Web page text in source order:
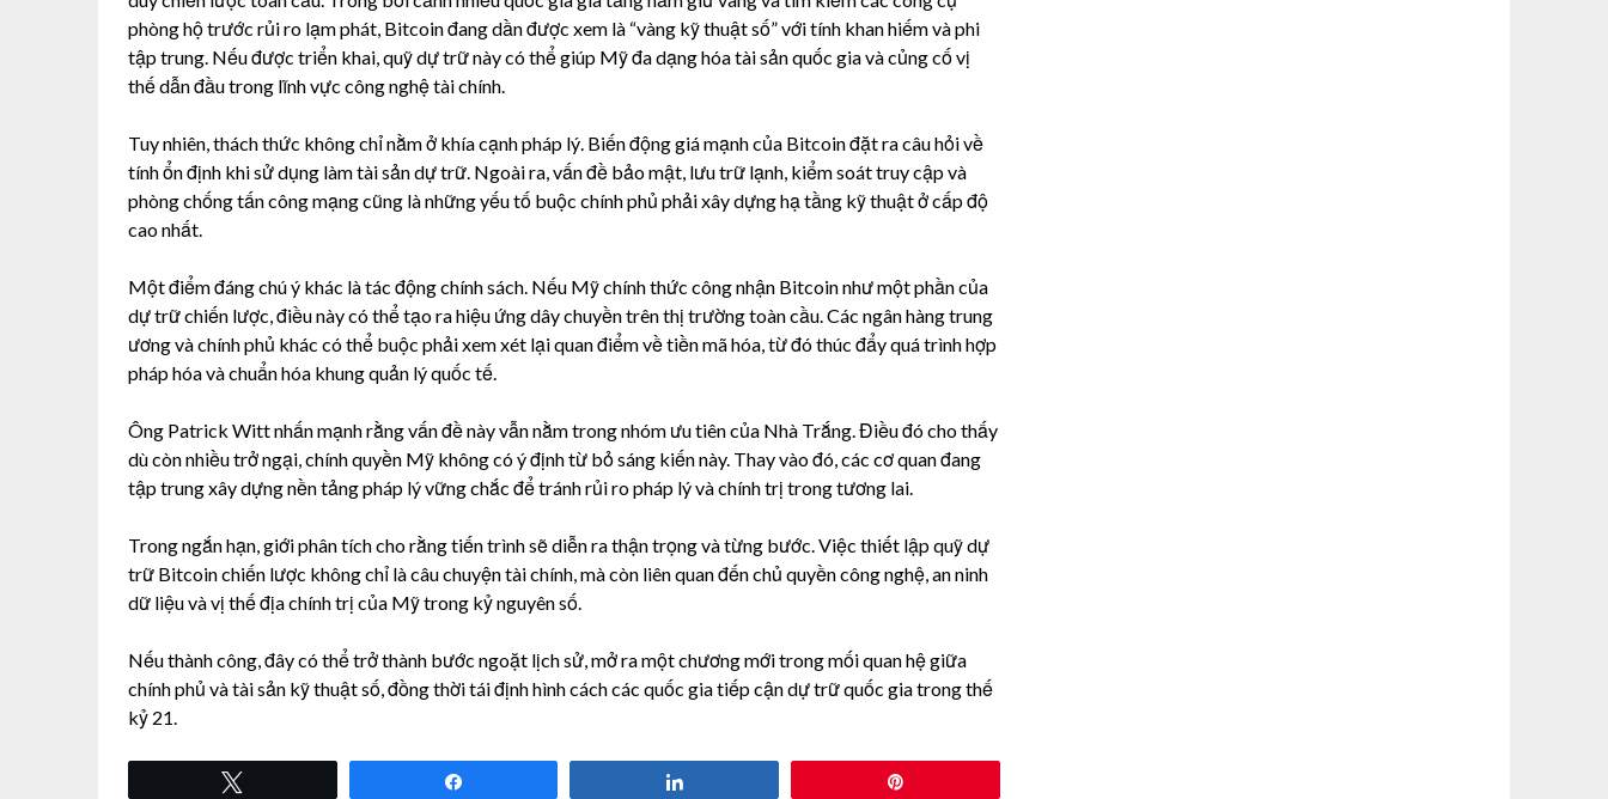
phòng hộ trước rủi ro lạm phát, Bitcoin đang dần được xem là “vàng kỹ thuật số” với tính khan hiếm và phi
tập trung. Nếu được triển khai, quỹ dự trữ này có thể giúp Mỹ đa dạng hóa tài sản quốc gia và củng cố vị
thế dẫn đầu trong lĩnh vực công nghệ tài chính.
Tuy nhiên, thách thức không chỉ nằm ở khía cạnh pháp lý. Biến động giá mạnh của Bitcoin đặt ra câu hỏi về
tính ổn định khi sử dụng làm tài sản dự trữ. Ngoài ra, vấn đề bảo mật, lưu trữ lạnh, kiểm soát truy cập và
phòng chống tấn công mạng cũng là những yếu tố buộc chính phủ phải xây dựng hạ tầng kỹ thuật ở cấp độ
cao nhất.
Một điểm đáng chú ý khác là tác động chính sách. Nếu Mỹ chính thức công nhận Bitcoin như một phần của
dự trữ chiến lược, điều này có thể tạo ra hiệu ứng dây chuyền trên thị trường toàn cầu. Các ngân hàng trung
ương và chính phủ khác có thể buộc phải xem xét lại quan điểm về tiền mã hóa, từ đó thúc đẩy quá trình hợp
pháp hóa và chuẩn hóa khung quản lý quốc tế.
Ông Patrick Witt nhấn mạnh rằng vấn đề này vẫn nằm trong nhóm ưu tiên của Nhà Trắng. Điều đó cho thấy
dù còn nhiều trở ngại, chính quyền Mỹ không có ý định từ bỏ sáng kiến này. Thay vào đó, các cơ quan đang
tập trung xây dựng nền tảng pháp lý vững chắc để tránh rủi ro pháp lý và chính trị trong tương lai.
Trong ngắn hạn, giới phân tích cho rằng tiến trình sẽ diễn ra thận trọng và từng bước. Việc thiết lập quỹ dự
trữ Bitcoin chiến lược không chỉ là câu chuyện tài chính, mà còn liên quan đến chủ quyền công nghệ, an ninh
dữ liệu và vị thế địa chính trị của Mỹ trong kỷ nguyên số.
Nếu thành công, đây có thể trở thành bước ngoặt lịch sử, mở ra một chương mới trong mối quan hệ giữa
chính phủ và tài sản kỹ thuật số, đồng thời tái định hình cách các quốc gia tiếp cận dự trữ quốc gia trong thế
kỷ 21.